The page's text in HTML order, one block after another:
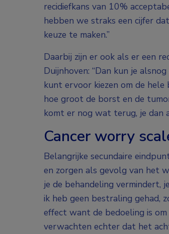
recidiefkans van 10%
hebben we straks een cijfer
keuze te maken.”
Daarbij zijn er ook als er een
Duijnhoven: “Dan kun je
kunt ervoor kiezen om de
hoe groot de borst en de
komt er nog wat terug, je dan
Cancer worry
Belangrijke secundaire
en zorgen als gevolg van het
je de behandeling vermindert,
ik heb geen bestraling gehad,
effect want de bedoeling is
verwachten echter dat het